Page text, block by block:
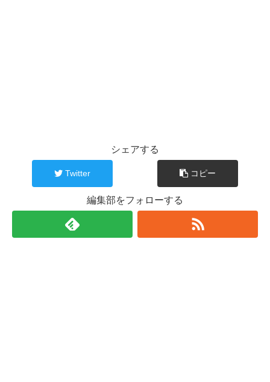
シェアする
Twitter コピー
編集部をフォローする